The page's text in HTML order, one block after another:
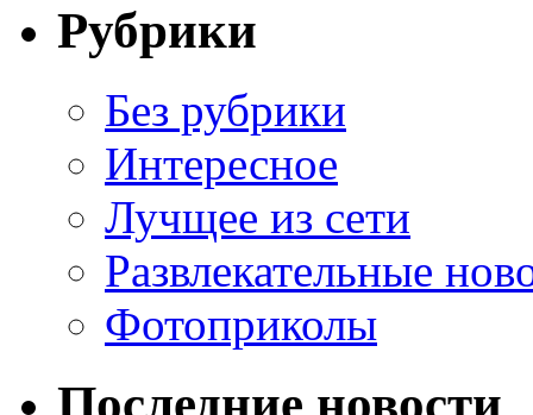
Рубрики
Без рубрики
Интересное
Лучщее из сети
Развлекательные
Фотоприколы
Последние новости